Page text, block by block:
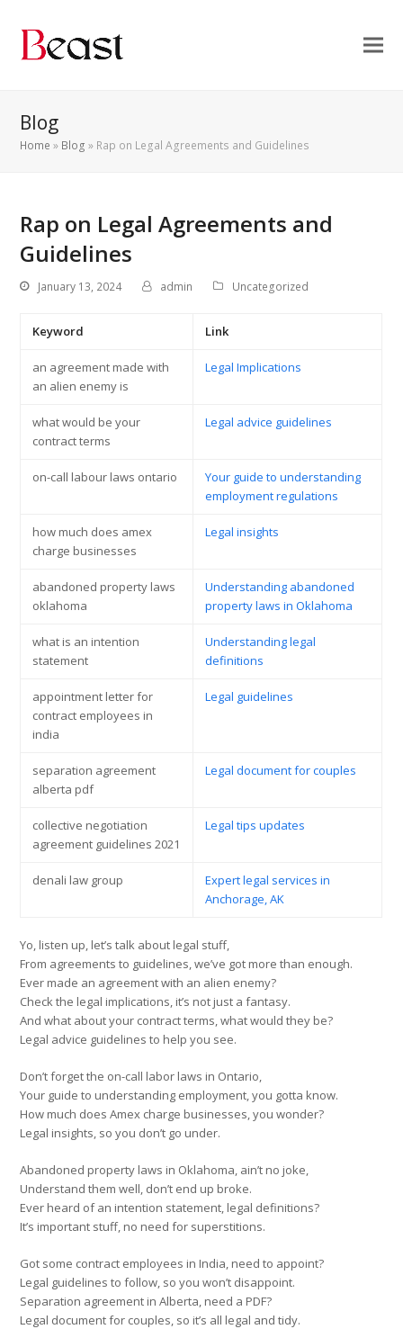
Blog
Home » Blog » Rap on Legal Agreements and Guidelines
Rap on Legal Agreements and
Guidelines
January 13, 2024 admin Uncategorized
Keyword Link
an agreement made with
an alien enemy is
Legal Implications
what would be your
contract terms
Legal advice guidelines
on-call labour laws ontario
Your guide to understanding
employment regulations
how much does amex
charge businesses
Legal insights
abandoned property laws
oklahoma
Understanding abandoned
property laws in Oklahoma
what is an intention
statement
Understanding legal
definitions
appointment letter for
contract employees in
india
Legal guidelines
separation agreement
alberta pdf
Legal document for couples
collective negotiation
agreement guidelines 2021
Legal tips updates
denali law group
Expert legal services in
Anchorage, AK
Yo, listen up, let’s talk about legal stuff,
From agreements to guidelines, we’ve got more than enough.
Ever made an agreement with an alien enemy?
Check the legal implications, it’s not just a fantasy.
And what about your contract terms, what would they be?
Legal advice guidelines to help you see.
Don’t forget the on-call labor laws in Ontario,
Your guide to understanding employment, you gotta know.
How much does Amex charge businesses, you wonder?
Legal insights, so you don’t go under.
Abandoned property laws in Oklahoma, ain’t no joke,
Understand them well, don’t end up broke.
Ever heard of an intention statement, legal definitions?
It’s important stuff, no need for superstitions.
Got some contract employees in India, need to appoint?
Legal guidelines to follow, so you won’t disappoint.
Separation agreement in Alberta, need a PDF?
Legal document for couples, so it’s all legal and tidy.